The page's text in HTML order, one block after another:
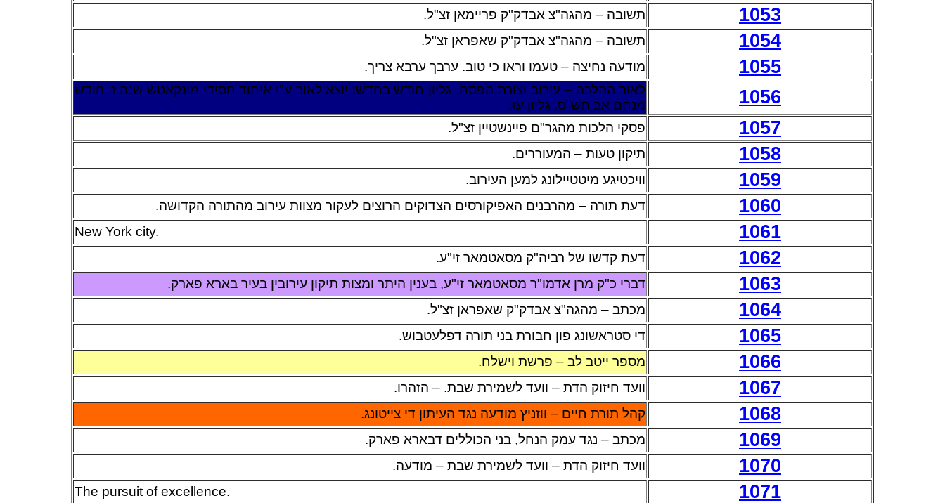
תשובה – מהגה"צ אבדק"ק פריימאן זצ"ל. 1053
תשובה – מהגה"צ אבדק"ק שאפראן זצ"ל. 1054
מודעה נחיצה – טעמו וראו כי טוב. ערבך ערבא צריך. 1055
לאור ההלכה – עירוב וצורת הפסח. גליון חודש בחדשו יוצא לאור ע"י איחוד חסידי מונקאטש שנה ז' חודש
מנחם אב תש"ס. גליון עז.
1056
פסקי הלכות מהגר"ם פיינשטיין זצ"ל. 1057
תיקון טעות – המעוררים. 1058
וויכטיגע מיטטיילונג למען העירוב. 1059
דעת תורה – מהרבנים האפיקורסים הצדוקים הרוצים לעקור מצוות עירוב מהתורה הקדושה. 1060
New York city. 1061
דעת קדשו של רביה"ק מסאטמאר זי"ע. 1062
דברי כ"ק מרן אדמו"ר מסאטמאר זי"ע, בענין היתר ומצות תיקון עירובין בעיר בארא פארק. 1063
מכתב – מהגה"צ אבדק"ק שאפראן זצ"ל. 1064
די סטראַשונג פון חבורת בני תורה דפלעטבוש. 1065
מספר ייטב לב – פרשת וישלח. 1066
וועד חיזוק הדת – וועד לשמירת שבת. – הזהרו. 1067
קהל תורת חיים – ווזניץ מודעה נגד העיתון די צייטונג. 1068
מכתב – נגד עמק הנחל, בני הכוללים דבארא פארק. 1069
וועד חיזוק הדת – וועד לשמירת שבת – מודעה. 1070
The pursuit of excellence. 1071